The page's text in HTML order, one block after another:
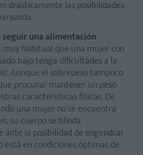
drásticamente las posibilidades
una alimentación
muy habitual que una mujer con
bajo tenga dificultades a la
Aunque el sobrepeso tampoco
procurar mantener un peso
características físicas. De
una mujer no se encuentra
su cuerpo se blinda
la posibilidad de engendrar
está en condiciones óptimas de